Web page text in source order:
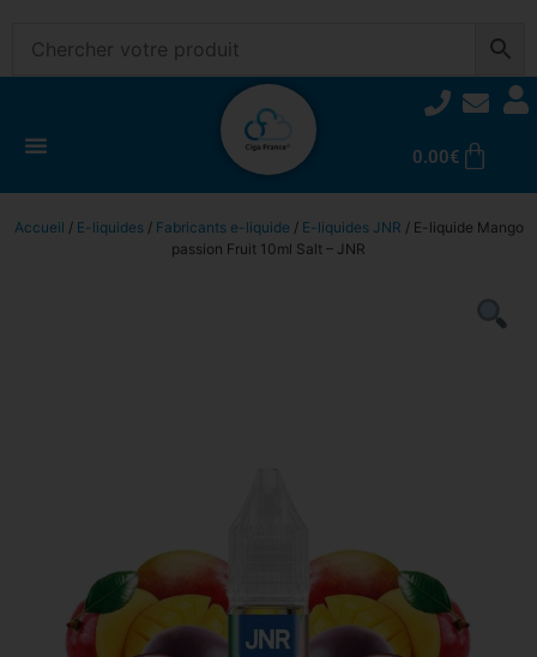
0.00€
Accueil / E-liquides/ Fabricants e-liquide / E-liquides JNR / E-liquide Mango
passion Fruit 10ml Salt – JNR